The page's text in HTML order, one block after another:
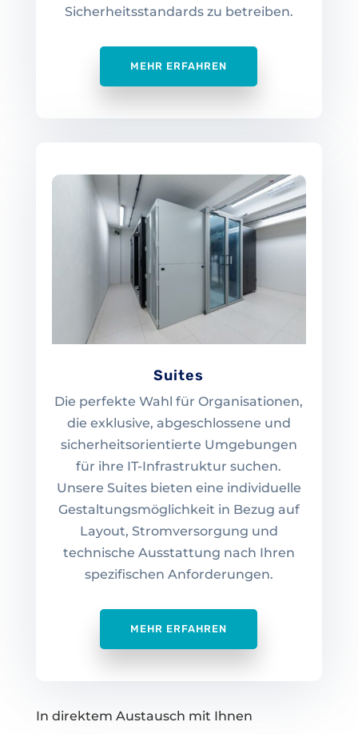
Sicherheitsstandards zu betreiben.
MEHR ERFAHREN
Suites
Die perfekte Wahl für Organisationen,
die exklusive, abgeschlossene und
sicherheitsorientierte Umgebungen
für ihre IT-Infrastruktur suchen.
Unsere Suites bieten eine individuelle
Gestaltungsmöglichkeit in Bezug auf
Layout, Stromversorgung und
technische Ausstattung nach Ihren
spezifischen Anforderungen.
MEHR ERFAHREN
In direktem Austausch mit Ihnen